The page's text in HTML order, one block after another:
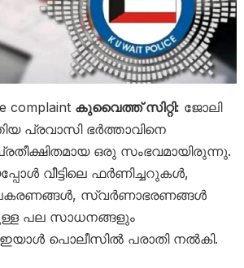
complaint കുവൈത്ത് സിറ്റി: ജോലി
പ്രവാസി ഭർത്താവിനെ
ഒരു സംഭവമായിരുന്നു.
വീട്ടിലെ ഫർണിച്ചറുകൾ,
സ്വർണാഭരണങ്ങൾ
പല സാധനങ്ങളും
പൊലീസിൽ പരാതി നൽകി.